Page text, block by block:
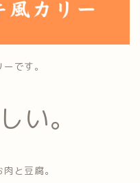
です。
い。
と豆腐。